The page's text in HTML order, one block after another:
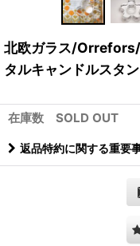
北欧ガラス/
タルキャンドルスタ
在庫数 SOLD OUT
返品特約に関する重要